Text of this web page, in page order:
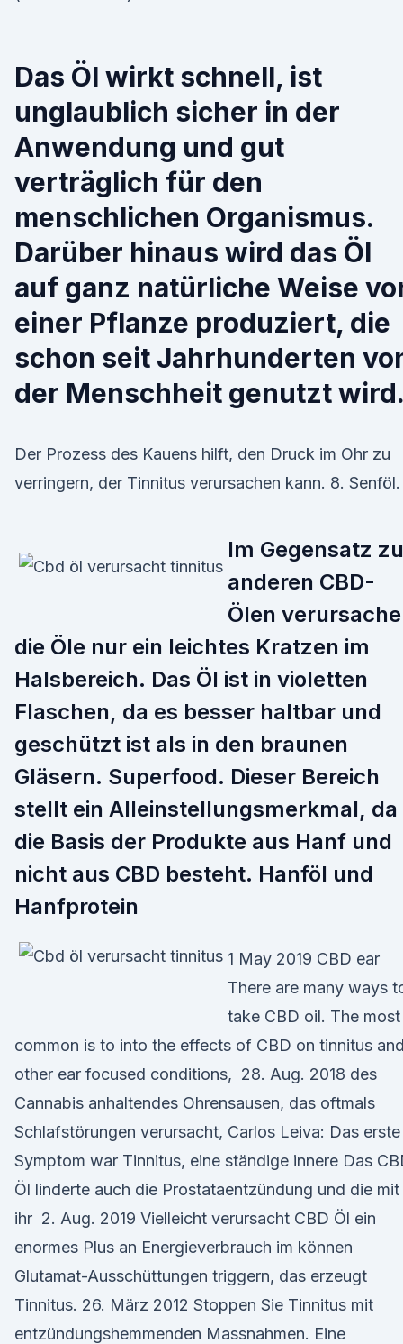
Das Öl wirkt schnell, ist
unglaublich sicher in der
Anwendung und gut
verträglich für den
menschlichen Organismus.
Darüber hinaus wird das Öl
auf ganz natürliche Weise
einer Pflanze produziert, die
schon seit Jahrhunderten
der Menschheit genutzt
Der Prozess des Kauens hilft, den Druck im Ohr zu
verringern, der Tinnitus verursachen kann. 8. Senföl.
Im Gegensatz zu
anderen CBD-
Ölen
die Öle nur ein leichtes Kratzen im
Halsbereich. Das Öl ist in violetten
Flaschen, da es besser haltbar und
geschützt ist als in den braunen
Gläsern. Superfood. Dieser Bereich
stellt ein Alleinstellungsmerkmal, da
die Basis der Produkte aus Hanf und
nicht aus CBD besteht. Hanföl und
Hanfprotein
1 May 2019 CBD ear
There are many ways
take CBD oil. The most
common is to into the effects of CBD on tinnitus
other ear focused conditions, 28. Aug. 2018 des
Cannabis anhaltendes Ohrensausen, das oftmals
Schlafstörungen verursacht, Carlos Leiva: Das erste
Symptom war Tinnitus, eine ständige innere Das
Öl linderte auch die Prostataentzündung und die mit
ihr 2. Aug. 2019 Vielleicht verursacht CBD Öl ein
enormes Plus an Energieverbrauch im können
Glutamat-Ausschüttungen triggern, das erzeugt
Tinnitus. 26. März 2012 Stoppen Sie Tinnitus mit
entzündungshemmenden Massnahmen. Eine